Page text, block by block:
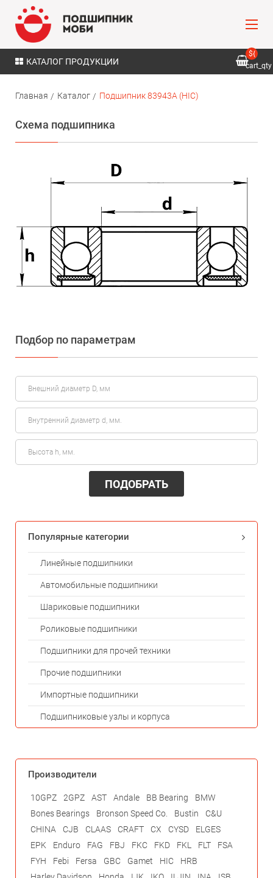
КАТАЛОГ ПРОДУКЦИИ
${
cart_qty
Главная Каталог Подшипник 83943A (HIC)
Схема подшипника
Подбор по параметрам
ПОДОБРАТЬ
Популярные категории
Линейные подшипники
Автомобильные подшипники
Шариковые подшипники
Роликовые подшипники
Подшипники для прочей техники
Прочие подшипники
Импортные подшипники
Подшипниковые узлы и корпуса
Производители
10GPZ 2GPZ AST Andale BB Bearing
BMW
Bones Bearings
Bronson Speed Co. Bustin
C&U
CHINA
CJB CLAAS CRAFT CX CYSD
ELGES
EPK
Enduro FAG FBJ FKC FKD FKL FLT
FSA
FYH
Febi Fersa GBC Gamet HIC
HRB